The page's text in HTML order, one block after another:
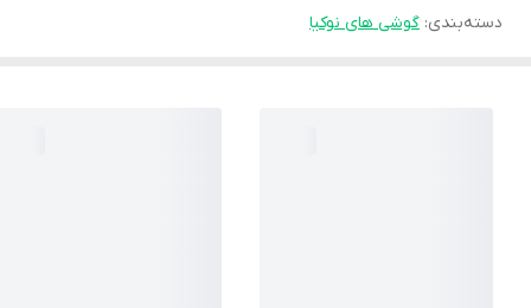
دسته‌بندی: گوشی های نوکیا